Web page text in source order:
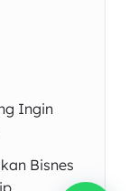
Ingin
Bisnes